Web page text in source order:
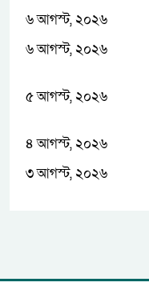
৬ আগস্ট, ২০২৬
৬ আগস্ট, ২০২৬
৫ আগস্ট, ২০২৬
৪ আগস্ট, ২০২৬
৩ আগস্ট, ২০২৬